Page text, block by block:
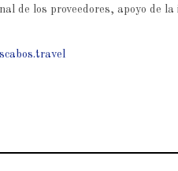
de los proveedores, apoyo de